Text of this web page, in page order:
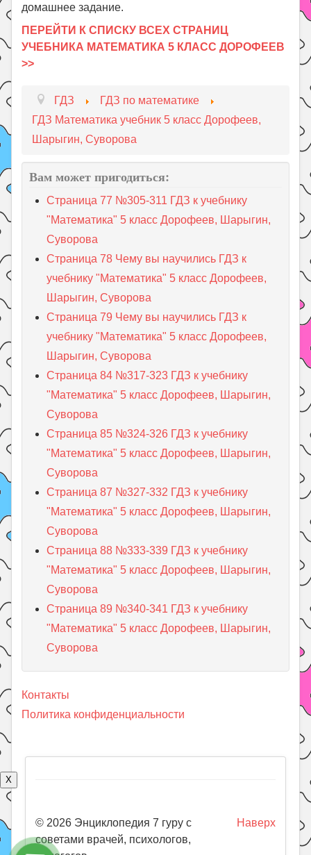
домашнее задание.
ПЕРЕЙТИ К СПИСКУ ВСЕХ СТРАНИЦ
УЧЕБНИКА МАТЕМАТИКА 5 КЛАСС ДОРОФЕЕВ
>>
ГДЗ
ГДЗ по математике
ГДЗ Математика учебник 5 класс Дорофеев,
Шарыгин, Суворова
Вам может пригодиться:
Страница 77 №305-311 ГДЗ к учебнику
"Математика" 5 класс Дорофеев, Шарыгин,
Суворова
Страница 78 Чему вы научились ГДЗ к
учебнику "Математика" 5 класс Дорофеев,
Шарыгин, Суворова
Страница 79 Чему вы научились ГДЗ к
учебнику "Математика" 5 класс Дорофеев,
Шарыгин, Суворова
Страница 84 №317-323 ГДЗ к учебнику
"Математика" 5 класс Дорофеев, Шарыгин,
Суворова
Страница 85 №324-326 ГДЗ к учебнику
"Математика" 5 класс Дорофеев, Шарыгин,
Суворова
Страница 87 №327-332 ГДЗ к учебнику
"Математика" 5 класс Дорофеев, Шарыгин,
Суворова
Страница 88 №333-339 ГДЗ к учебнику
"Математика" 5 класс Дорофеев, Шарыгин,
Суворова
Страница 89 №340-341 ГДЗ к учебнику
"Математика" 5 класс Дорофеев, Шарыгин,
Суворова
Контакты
Политика конфиденциальности
X
Наверх
© 2026 Энциклопедия 7 гуру с
советами врачей, психологов,